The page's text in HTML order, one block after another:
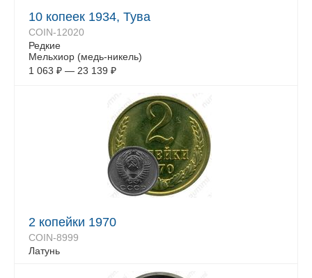
10 копеек 1934, Тува
COIN-12020
Редкие
Мельхиор (медь-никель)
1 063 ₽ — 23 139 ₽
2 копейки 1970
COIN-8999
Латунь